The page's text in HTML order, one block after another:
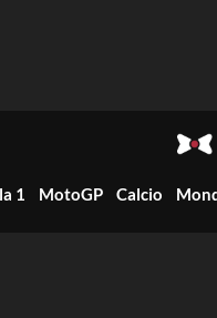
1 MotoGP Calcio